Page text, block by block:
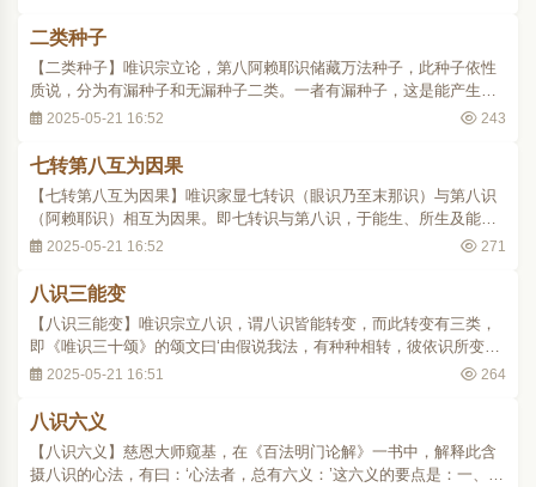
面。..
二类种子
【二类种子】唯识宗立论，第八阿赖耶识储藏万法种子，此种子依性
质说，分为有漏种子和无漏种子二类。一者有漏种子，这是能产生世
间现象的种子，亦即三界六趣受生死的种子。此中又有名言种子、我
亦即入见道位乃至阿罗汉、佛果位的出世种..
2025-05-21 16:52 243
七转第八互为因果
【七转第八互为因果】唯识家显七转识（眼识乃至末那识）与第八识
（阿赖耶识）相互为因果。即七转识与第八识，于能生、所生及能
熏、所熏中互为因果。能生、所生为种子生现行之关系时，第八识为
时，七转识为能熏之因，第八识为所熏之果。此等..
2025-05-21 16:52 271
八识三能变
【八识三能变】唯识宗立八识，谓八识皆能转变，而此转变有三类，
即《唯识三十颂》的颂文曰‘由假说我法，有种种相转，彼依识所变，
此能变唯三。’唯三、指的是八识唯有三类能变。此三能变是：一、初
识，又称思量能变识，指第七末那识的转变..
2025-05-21 16:51 264
八识六义
【八识六义】慈恩大师窥基，在《百法明门论解》一书中，解释此含
摄八识的心法，有曰：‘心法者，总有六义：’这六义的要点是：一、集